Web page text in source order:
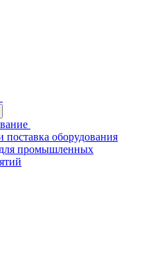
поставка оборудования
для промышленных